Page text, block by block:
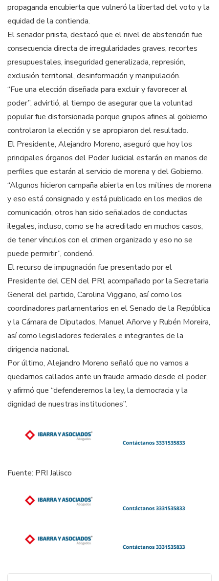
propaganda encubierta que vulneró la libertad del voto y la
equidad de la contienda.
El senador priista, destacó que el nivel de abstención fue
consecuencia directa de irregularidades graves, recortes
presupuestales, inseguridad generalizada, represión,
exclusión territorial, desinformación y manipulación.
“Fue una elección diseñada para excluir y favorecer al
poder”, advirtió, al tiempo de asegurar que la voluntad
popular fue distorsionada porque grupos afines al gobierno
controlaron la elección y se apropiaron del resultado.
El Presidente, Alejandro Moreno, aseguró que hoy los
principales órganos del Poder Judicial estarán en manos de
perfiles que estarán al servicio de morena y del Gobierno.
“Algunos hicieron campaña abierta en los mítines de morena
y eso está consignado y está publicado en los medios de
comunicación, otros han sido señalados de conductas
ilegales, incluso, como se ha acreditado en muchos casos,
de tener vínculos con el crimen organizado y eso no se
puede permitir”, condenó.
El recurso de impugnación fue presentado por el
Presidente del CEN del PRI, acompañado por la Secretaria
General del partido, Carolina Viggiano, así como los
coordinadores parlamentarios en el Senado de la República
y la Cámara de Diputados, Manuel Añorve y Rubén Moreira,
así como legisladores federales e integrantes de la
dirigencia nacional.
Por último, Alejandro Moreno señaló que no vamos a
quedarnos callados ante un fraude armado desde el poder,
y afirmó que “defenderemos la ley, la democracia y la
dignidad de nuestras instituciones”.
Fuente: PRI Jalisco